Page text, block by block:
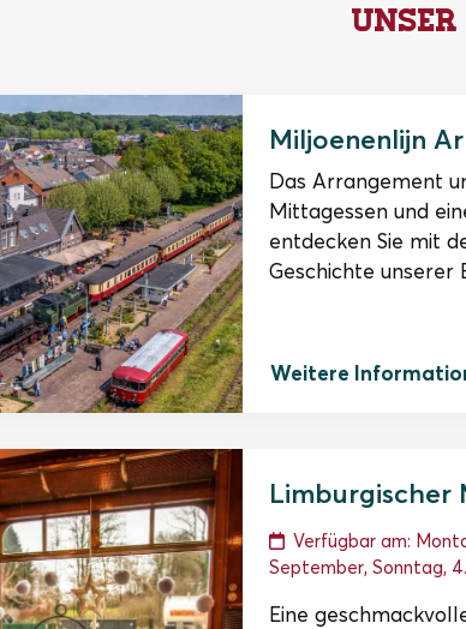
Miljoenenlijn
Das Arrangement
Mittagessen und
entdecken Sie mit
Geschichte unserer
Weitere
Limburgischer
Verfügbar am:
September, Sonntag,
Eine